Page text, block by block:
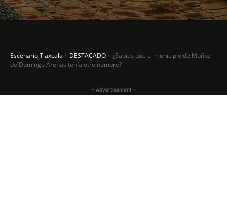
Escenario Tlaxcala DESTACADO
¿Sabías que el municipio de Muñoz
de Domingo Arenas tenía otro nombre?
- Advertisement -